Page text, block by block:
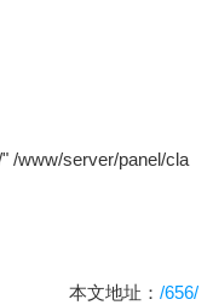
/www/server/panel/cla
本文地址： /656/